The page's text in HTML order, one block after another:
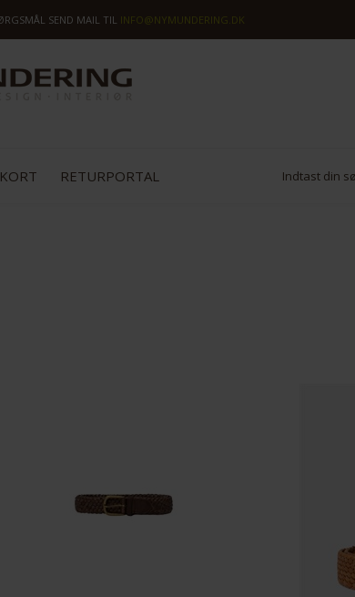
SEND MAIL TIL INFO@NYMUNDERING.DK
RETURPORTAL